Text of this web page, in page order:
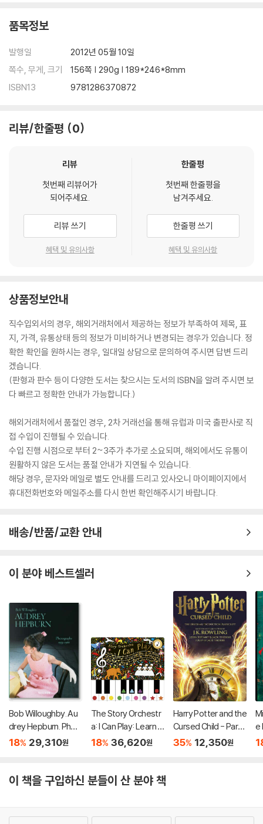
품목정보
발행일
2012년 05월 10일
쪽수, 무게, 크기
156쪽 | 290g | 189*246*8mm
ISBN13
9781286370872
리뷰/한줄평 0
리뷰
첫번째 리뷰어가
되어주세요.
리뷰 쓰기
혜택 및 유의사항
한줄평
첫번째 한줄평을
남겨주세요.
한줄평 쓰기
혜택 및 유의사항
상품정보안내
직수입외서의 경우, 해외거래처에서 제공하는 정보가 부족하여 제목, 표
지, 가격, 유통상태 등의 정보가 미비하거나 변경되는 경우가 있습니다. 정
확한 확인을 원하시는 경우, 일대일 상담으로 문의하여 주시면 답변 드리
겠습니다.
(판형과 판수 등이 다양한 도서는 찾으시는 도서의 ISBN을 알려 주시면 보
다 빠르고 정확한 안내가 가능합니다.)
해외거래처에서 품절인 경우, 2차 거래선을 통해 유럽과 미국 출판사로 직
접 수입이 진행될 수 있습니다.
수입 진행 시점으로 부터 2~3주가 추가로 소요되며, 해외에서도 유통이
원활하지 않은 도서는 품절 안내가 지연될 수 있습니다.
해당 경우, 문자와 메일로 별도 안내를 드리고 있사오니 마이페이지에서
휴대전화번호와 메일주소를 다시 한번 확인해주시기 바랍니다.
배송/반품/교환 안내
이 분야 베스트셀러
Bob Willoughby. Au
drey Hepburn. Phot
ographs 1953-1966
18% 29,310원
The Story Orchestr
a: I Can Play: Learn 8
Easy Pieces of Clas
18% 36,620원
Harry Potter and the
Cursed Child - Part I
& II (영국판)
35% 12,350원
e
이 책을 구입하신 분들이 산 분야 책